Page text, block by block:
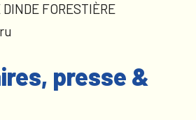
FORESTIÈRE
presse &